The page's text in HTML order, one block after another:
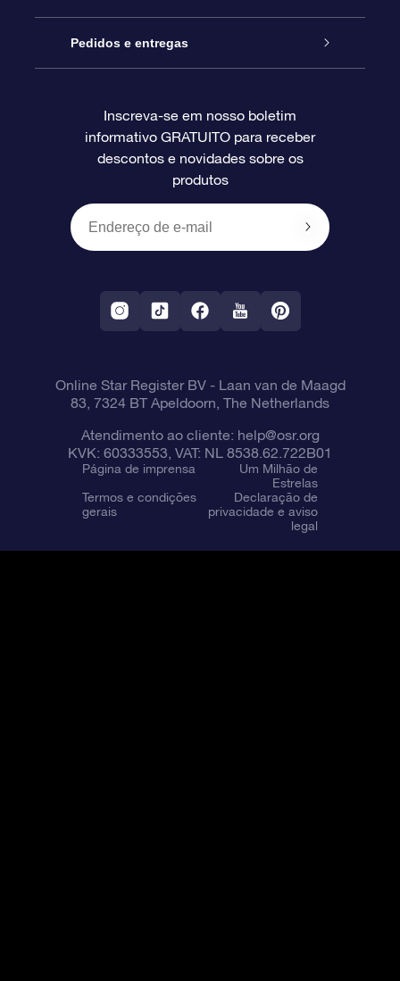
Blog
Avaliações
Pacote de presente da OSR
O cartão de presente da OSR
Presentes corporativos
Star Register
Página estelar personalizada
Um Milhão de Estrelas
OSR Starsaver
Aplicativo RV Fly me to the stars
Pedidos e entregas
Informações de pagamento
Informações de envio
Política de devolução
Constelações
Inscreva-se em nosso boletim
informativo GRATUITO para receber
descontos e novidades sobre os
produtos
Online Star Register BV- Laan van de Maagd
83, 7324 BT Apeldoorn, The Netherlands
Atendimento ao cliente: help@osr.org
KVK: 60333553, VAT: NL 8538.62.722B01
Página de imprensa
Um Milhão de
Estrelas
Termos e condições
gerais
Declaração de
privacidade e aviso
legal